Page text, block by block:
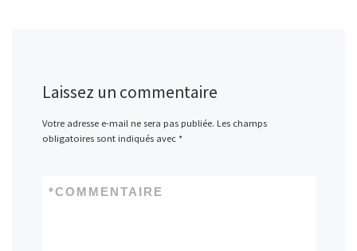
Laissez un commentaire
Votre adresse e-mail ne sera pas publiée. Les champs
obligatoires sont indiqués avec *
COMMENTAIRE
*